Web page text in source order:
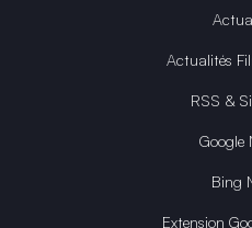
Actualités
RSS &
Google
Bing
Extension